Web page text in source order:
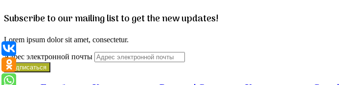
Subscribe to our mailing list to get the new updates!
Lorem ipsum dolor sit amet, consectetur.
Адрес электронной почты